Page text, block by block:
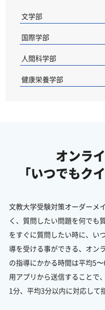
文学部
国際学部
人間科学部
健康栄養学部
オンラ
「いつでもク
文教大学受験対策オーダーメ
く、質問したい問題を何でも
をすぐに質問したい時に、い
導を受ける事ができる、オン
の指導にかかる時間は平均5
用アプリから送信することで
1分、平均3分以内に対応して